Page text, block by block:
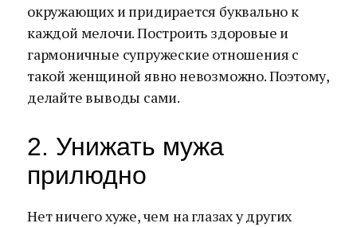
окружающих и придирается буквально к
каждой мелочи. Построить здоровые и
гармоничные супружеские отношения с
такой женщиной явно невозможно. Поэтому,
делайте выводы сами.
2. Унижать мужа
прилюдно
Нет ничего хуже, чем на глазах у других